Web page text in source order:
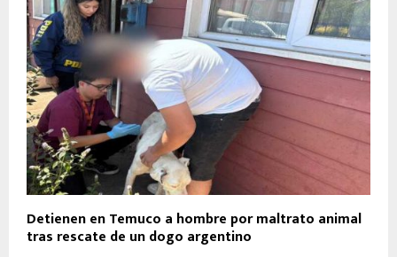
Detienen en Temuco a hombre por maltrato animal
tras rescate de un dogo argentino